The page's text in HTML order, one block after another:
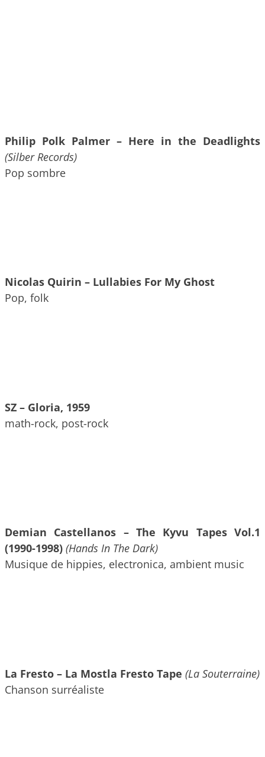
Philip Polk Palmer – Here in the Deadlights
(Silber Records)
Pop sombre
Nicolas Quirin – Lullabies For My Ghost
Pop, folk
SZ – Gloria, 1959
math-rock, post-rock
Demian Castellanos – The Kyvu Tapes Vol​.​1
(1990​-​1998) (Hands In The Dark)
Musique de hippies, electronica, ambient music
La Fresto – La Mostla Fresto Tape (La Souterraine)
Chanson surréaliste